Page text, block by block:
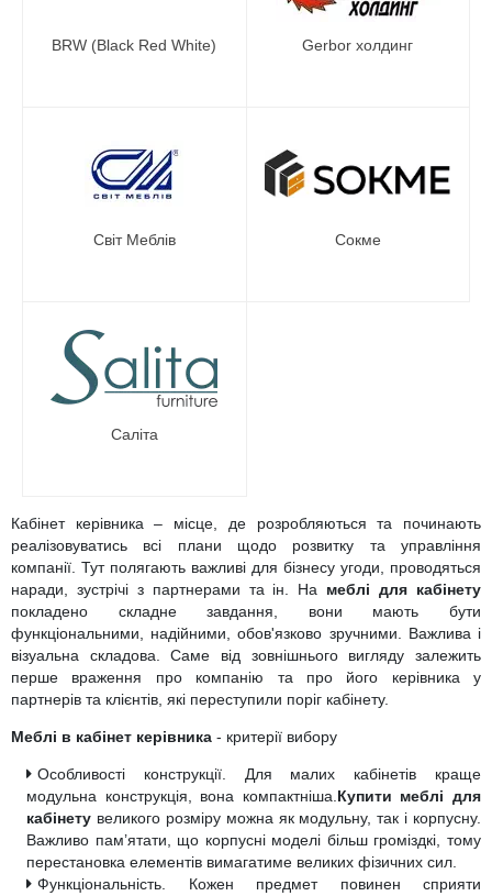
BRW (Black Red White) Gerbor холдинг
Світ Меблів Сокме
Саліта
Кабінет керівника – місце, де розробляються та починають
реалізовуватись всі плани щодо розвитку та управління
компанії. Тут полягають важливі для бізнесу угоди, проводяться
наради, зустрічі з партнерами та ін. На меблі для кабінету
покладено складне завдання, вони мають бути
функціональними, надійними, обов'язково зручними. Важлива і
візуальна складова. Саме від зовнішнього вигляду залежить
перше враження про компанію та про його керівника у
партнерів та клієнтів, які переступили поріг кабінету.
Меблі в кабінет керівника - критерії вибору
Особливості конструкції. Для малих кабінетів краще
модульна конструкція, вона компактніша.Купити меблі для
кабінету великого розміру можна як модульну, так і корпусну.
Важливо пам’ятати, що корпусні моделі більш громіздкі, тому
перестановка елементів вимагатиме великих фізичних сил.
Функціональність. Кожен предмет повинен сприяти